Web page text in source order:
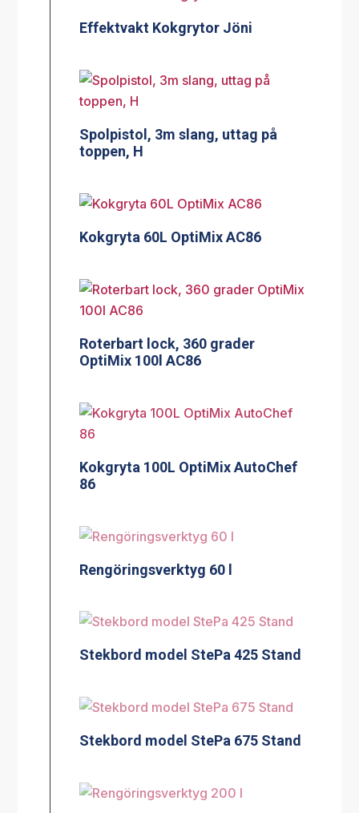
Effektvakt Kokgrytor Jöni
Spolpistol, 3m slang, uttag på
toppen, H
Kokgryta 60L OptiMix AC86
Roterbart lock, 360 grader
OptiMix 100l AC86
Kokgryta 100L OptiMix AutoChef
86
Rengöringsverktyg 60 l
Stekbord model StePa 425 Stand
Stekbord model StePa 675 Stand